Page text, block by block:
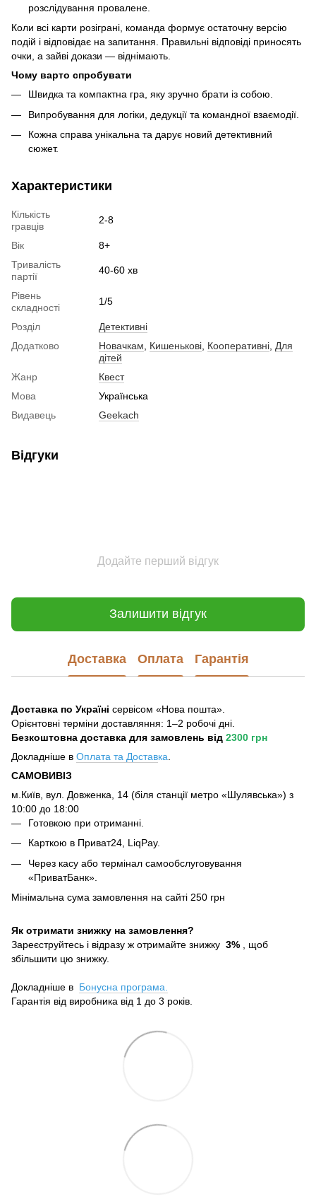
розслідування провалене.
Коли всі карти розіграні, команда формує остаточну версію
подій і відповідає на запитання. Правильні відповіді приносять
очки, а зайві докази — віднімають.
Чому варто спробувати
Швидка та компактна гра, яку зручно брати із собою.
Випробування для логіки, дедукції та командної взаємодії.
Кожна справа унікальна та дарує новий детективний
сюжет.
Характеристики
Кількість
гравців
2-8
Вік
8+
Тривалість
партії
40-60 хв
Рівень
складності
1/5
Розділ
Детективні
Додатково
Новачкам Кишенькові Кооперативні Для
дітей
Жанр
Квест
Мова
Українська
Видавець
Geekach
Відгуки
Додайте перший відгук
Залишити відгук
Доставка Оплата Гарантія
Доставка по Україні сервісом «Нова пошта».
Орієнтовні терміни доставляння: 1–2 робочі дні.
Безкоштовна доставка для замовлень від 2300 грн
Докладніше в Оплата та Доставка
САМОВИВІЗ
м.Київ, вул. Довженка, 14 (біля станції метро «Шулявська») з
10:00 до 18:00
Готовкою при отриманні.
Карткою в Приват24, LiqPay.
Через касу або термінал самообслуговування
«ПриватБанк».
Мінімальна сума замовлення на сайті 250 грн
Як отримати знижку на замовлення?
Зареєструйтесь і відразу ж отримайте знижку 3% , щоб
збільшити цю знижку.
Докладніше в Бонусна програма.
Гарантія від виробника від 1 до 3 років.